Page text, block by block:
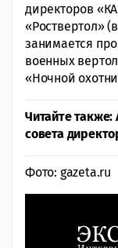
директоров
«Роствертол»
занимается
военных
«Ночной
Читайте
совета
Фото: gazeta.ru